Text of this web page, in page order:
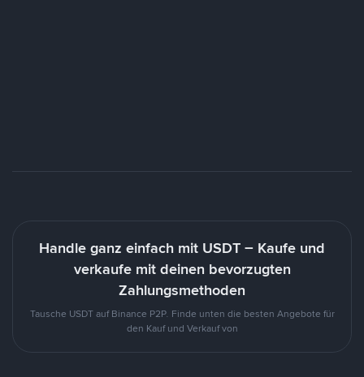
Handle ganz einfach mit USDT – Kaufe und
verkaufe mit deinen bevorzugten
Zahlungsmethoden
Tausche USDT auf Binance P2P. Finde unten die besten Angebote für
den Kauf und Verkauf von